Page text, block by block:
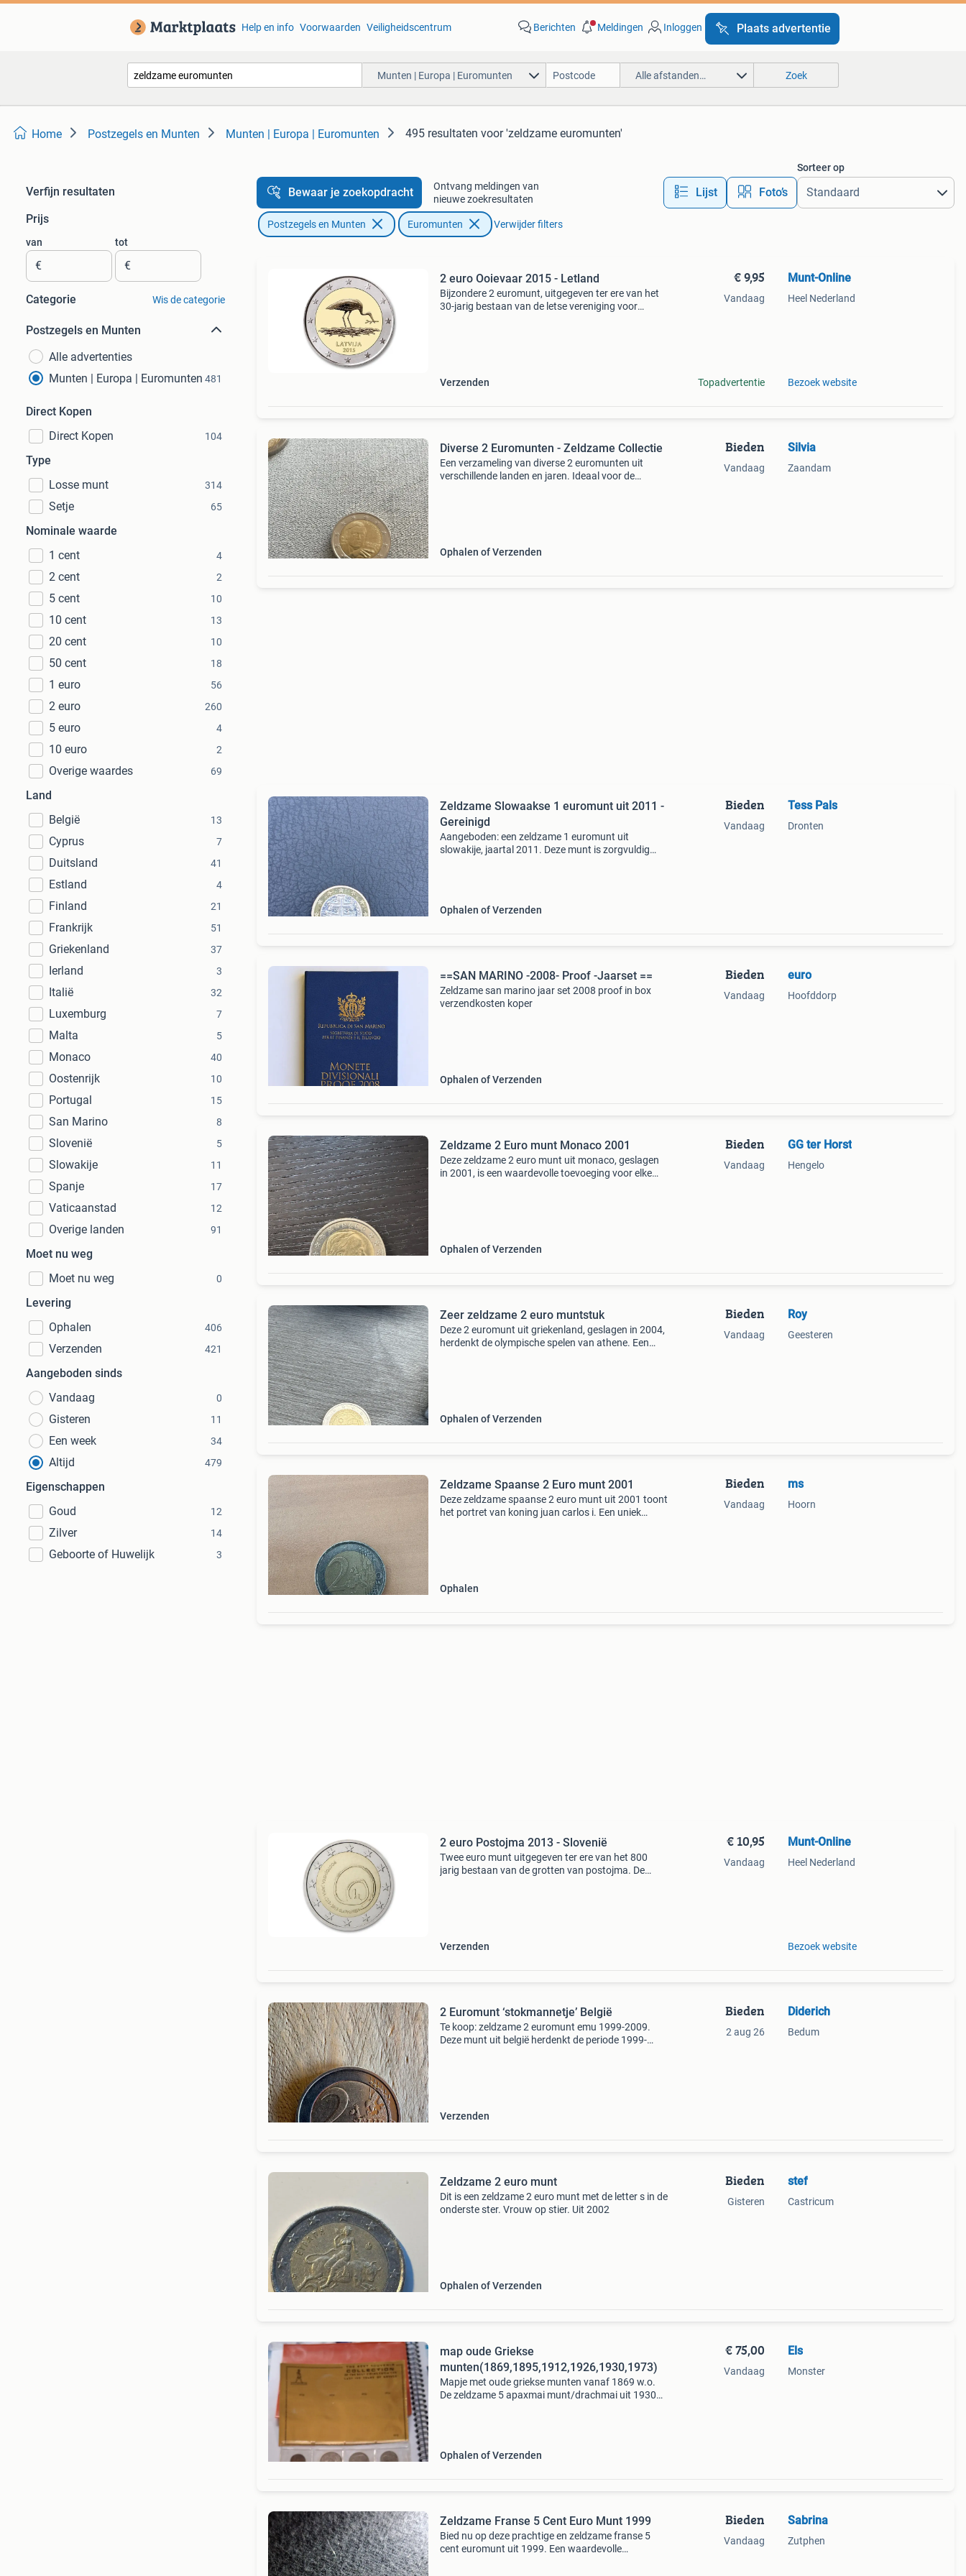
Help en info Voorwaarden Veiligheidscentrum Berichten Meldingen Inloggen Plaats advertentie
Munten | Europa | Euromunten Alle afstanden… Zoek
Home Postzegels en Munten Munten | Europa | Euromunten 495 resultaten voor 'zeldzame euromunten'
Verfijn resultaten
Prijs
van
€
tot
€
Categorie Wis de categorie
Postzegels en Munten
Alle advertenties
Munten | Europa | Euromunten 481
Direct Kopen
Direct Kopen
104
Type
Losse munt
314
Setje 65
Nominale waarde
1 cent
4
2 cent 2
5 cent 10
10 cent 13
20 cent 10
50 cent 18
1 euro 56
2 euro 260
5 euro 4
10 euro 2
Overige waardes 69
Land
België
13
Cyprus 7
Duitsland 41
Estland 4
Finland 21
Frankrijk 51
Griekenland 37
Ierland 3
Italië 32
Luxemburg 7
Malta 5
Monaco 40
Oostenrijk 10
Portugal 15
San Marino 8
Slovenië 5
Slowakije 11
Spanje 17
Vaticaanstad 12
Overige landen 91
Moet nu weg
Moet nu weg
0
Levering
Ophalen
406
Verzenden 421
Aangeboden sinds
Vandaag
0
Gisteren 11
Een week 34
Altijd 479
Eigenschappen
Goud
12
Zilver 14
Geboorte of Huwelijk 3
Bewaar je zoekopdracht
Ontvang meldingen van
nieuwe zoekresultaten
Lijst Foto’s
Sorteer op
Postzegels en Munten Euromunten Verwijder filters
2 euro Ooievaar 2015 - Letland
Bijzondere 2 euromunt, uitgegeven ter ere van het
30-jarig bestaan van de letse vereniging voor
Verzenden
€ 9,95
Vandaag
Topadvertentie
Munt-Online
Heel Nederland
Bezoek website
Diverse 2 Euromunten - Zeldzame Collectie
Een verzameling van diverse 2 euromunten uit
verschillende landen en jaren. Ideaal voor de
Ophalen of Verzenden
Bieden
Vandaag
Silvia
Zaandam
Zeldzame Slowaakse 1 euromunt uit 2011 -
Gereinigd
Aangeboden: een zeldzame 1 euromunt uit
slowakije, jaartal 2011. Deze munt is zorgvuldig
Ophalen of Verzenden
Bieden
Vandaag
Tess Pals
Dronten
==SAN MARINO -2008- Proof -Jaarset ==
Zeldzame san marino jaar set 2008 proof in box
verzendkosten koper
Ophalen of Verzenden
Bieden
Vandaag
euro
Hoofddorp
Zeldzame 2 Euro munt Monaco 2001
Deze zeldzame 2 euro munt uit monaco, geslagen
in 2001, is een waardevolle toevoeging voor elke
Ophalen of Verzenden
Bieden
Vandaag
GG ter Horst
Hengelo
Zeer zeldzame 2 euro muntstuk
Deze 2 euromunt uit griekenland, geslagen in 2004,
herdenkt de olympische spelen van athene. Een
Ophalen of Verzenden
Bieden
Vandaag
Roy
Geesteren
Zeldzame Spaanse 2 Euro munt 2001
Deze zeldzame spaanse 2 euro munt uit 2001 toont
het portret van koning juan carlos i. Een uniek
Ophalen
Bieden
Vandaag
ms
Hoorn
2 euro Postojma 2013 - Slovenië
Twee euro munt uitgegeven ter ere van het 800
jarig bestaan van de grotten van postojma. De
Verzenden
€ 10,95
Vandaag
Munt-Online
Heel Nederland
Bezoek website
2 Euromunt ‘stokmannetje’ België
Te koop: zeldzame 2 euromunt emu 1999-2009.
Deze munt uit belgië herdenkt de periode 1999-
Verzenden
Bieden
2 aug 26
Diderich
Bedum
Zeldzame 2 euro munt
Dit is een zeldzame 2 euro munt met de letter s in de
onderste ster. Vrouw op stier. Uit 2002
Ophalen of Verzenden
Bieden
Gisteren
stef
Castricum
map oude Griekse
munten(1869,1895,1912,1926,1930,1973)
Mapje met oude griekse munten vanaf 1869 w.o.
De zeldzame 5 apaxmai munt/drachmai uit 1930
Ophalen of Verzenden
€ 75,00
Vandaag
Els
Monster
Zeldzame Franse 5 Cent Euro Munt 1999
Bied nu op deze prachtige en zeldzame franse 5
cent euromunt uit 1999. Een waardevolle
Bieden
Vandaag
Sabrina
Zutphen